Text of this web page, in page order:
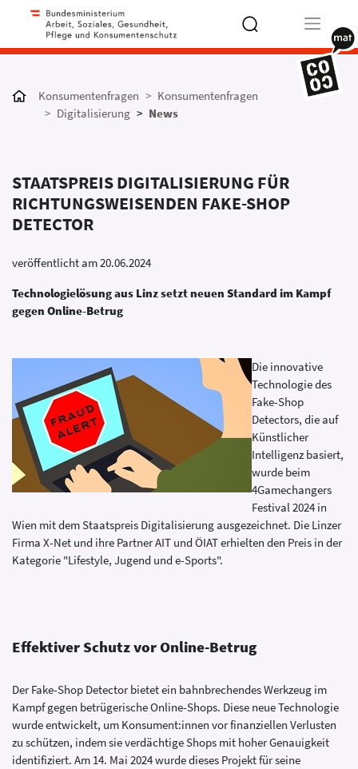
more
Konsumentenfragen
Konsumentenfragen
Digitalisierung
News
STAATSPREIS DIGITALISIERUNG FÜR
RICHTUNGSWEISENDEN FAKE-SHOP
DETECTOR
veröffentlicht am 20.06.2024
Technologielösung aus Linz setzt neuen Standard im Kampf
gegen Online-Betrug
Die innovative
Technologie des
Fake-Shop
Detectors, die auf
Künstlicher
Intelligenz basiert,
wurde beim
4Gamechangers
Festival 2024 in
Wien mit dem Staatspreis Digitalisierung ausgezeichnet. Die Linzer
Firma X-Net und ihre Partner AIT und ÖIAT erhielten den Preis in der
Kategorie "Lifestyle, Jugend und e-Sports".
Effektiver Schutz vor Online-Betrug
Der Fake-Shop Detector bietet ein bahnbrechendes Werkzeug im
Kampf gegen betrügerische Online-Shops. Diese neue Technologie
wurde entwickelt, um Konsument:innen vor finanziellen Verlusten
zu schützen, indem sie verdächtige Shops mit hoher Genauigkeit
identifiziert. Am 14. Mai 2024 wurde dieses Projekt für seine